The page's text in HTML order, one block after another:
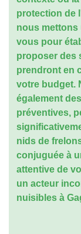
protection de
nous mettons
vous pour
proposer des
prendront en
votre budget.
également
préventives,
nids de
conjuguée à
attentive de
un acteur
nuisibles à